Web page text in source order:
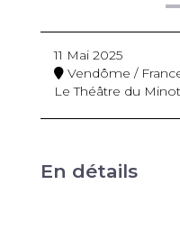
11 Mai 2025
Vendôme /
Le Théâtre du
En détails